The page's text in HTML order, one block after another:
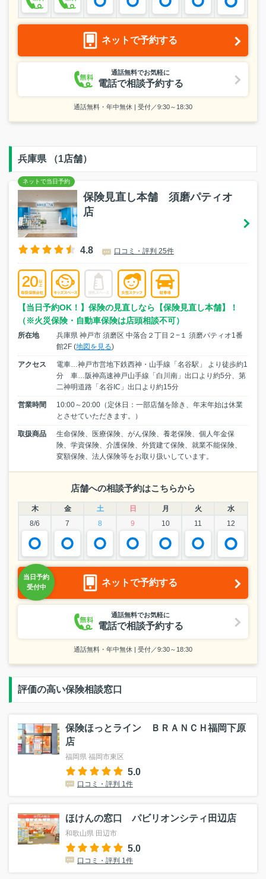
ネットで予約する
通話無料でお気軽に
電話で相談予約する
通話無料・年中無休 | 受付／9:30～18:30
兵庫県 （1店舗）
保険見直し本舗 須磨パティオ
店
4.8 口コミ・評判 25件
【当日予約OK！】保険の見直しなら【保険見直し本舗】！
（※火災保険・自動車保険は店頭相談不可）
所在地
兵庫県 神戸市 須磨区 中落合２丁目２−１ 須磨パティオ1番
館2F (地図を見る)
アクセス
電車…神戸市営地下鉄西神・山手線「名谷駅」 より徒歩約1
分 車…阪神高速神戸山手線「白川南」出口より約5分、第
二神明道路「名谷IC」出口より約15分
営業時間
10:00～20:00（定休日：一部店舗を除き、年末年始は休業
とさせていただきます。）
取扱商品
生命保険、医療保険、がん保険、養老保険、個人年金保
険、学資保険、介護保険、外貨建て保険、就業不能保険、
変額保険、法人保険等をお取り扱いしています。
店舗への相談予約はこちらから
木 金 土 日 月 火
水
8/6
7 8 9 10 11 12
ネットで予約する
通話無料でお気軽に
電話で相談予約する
通話無料・年中無休 | 受付／9:30～18:30
評価の高い保険相談窓口
保険ほっとライン ＢＲＡＮＣＨ福岡下原
店
福岡県 福岡市東区
5.0
口コミ・評判 1件
ほけんの窓口 パビリオンシティ田辺店
和歌山県 田辺市
5.0
口コミ・評判 1件